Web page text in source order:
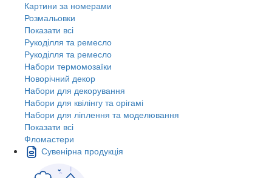
Картини за номерами
Розмальовки
Показати всі
Рукоділля та ремесло
Рукоділля та ремесло
Набори термомозаїки
Новорічний декор
Набори для декорування
Набори для квілінгу та орігамі
Набори для ліплення та моделювання
Показати всі
Фломастери
Сувенірна продукція